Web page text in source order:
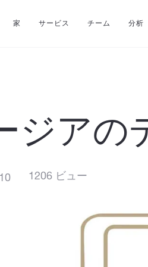
家 サービス チーム 分析
ジアの
10 1206 ビュー